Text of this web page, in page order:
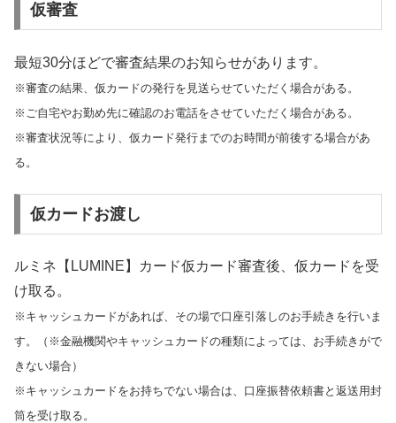
仮審査
最短30分ほどで審査結果のお知らせがあります。
※審査の結果、仮カードの発行を見送らせていただく場合がある。
※ご自宅やお勤め先に確認のお電話をさせていただく場合がある。
※審査状況等により、仮カード発行までのお時間が前後する場合があ
る。
仮カードお渡し
ルミネ【LUMINE】カード仮カード審査後、仮カードを受
け取る。
※キャッシュカードがあれば、その場で口座引落しのお手続きを行いま
す。（※金融機関やキャッシュカードの種類によっては、お手続きがで
きない場合）
※キャッシュカードをお持ちでない場合は、口座振替依頼書と返送用封
筒を受け取る。